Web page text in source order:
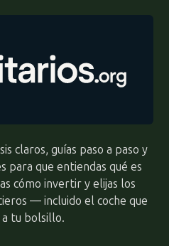
claros, guías paso a paso y
para que entiendas qué es
cómo invertir y elijas los
— incluido el coche que
a tu bolsillo.